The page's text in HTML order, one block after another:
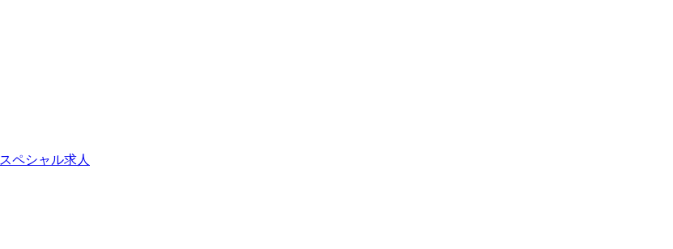
スペシャル求人